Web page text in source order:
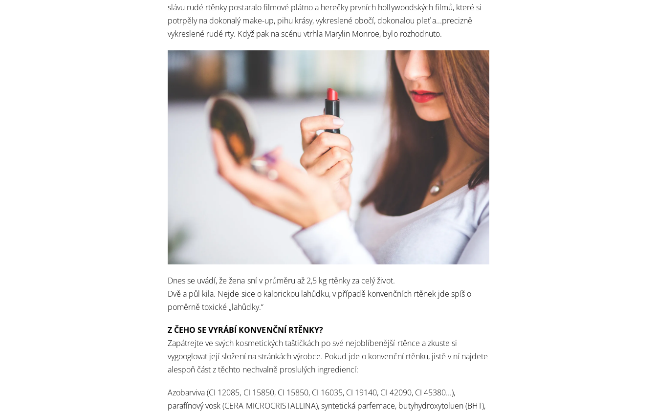
slávu rudé rtěnky postaralo filmové plátno a herečky prvních hollywoodských filmů, které si
potrpěly na dokonalý make-up, pihu krásy, vykreslené obočí, dokonalou pleť a...precizně
vykreslené rudé rty. Když pak na scénu vtrhla Marylin Monroe, bylo rozhodnuto.
Dnes se uvádí, žežena sní v průměru až 2,5 kg rtěnky za celý život.
Dvě a půl kila. Nejde sice o kalorickou lahůdku, v případě konvenčních rtěnek jde spíš o
poměrně toxické „lahůdky.“
Z ČEHO SE VYRÁBÍ KONVENČNÍ RTĚNKY?
Zapátrejte ve svých kosmetických taštičkách po své nejoblíbenější rtěnce a zkuste si
vygooglovat její složení na stránkách výrobce. Pokud jde o konvenční rtěnku, jistě v ní najdete
alespoň část z těchto nechvalně proslulých ingrediencí:
Azobarviva (CI 12085, CI 15850, CI 15850, CI 16035, CI 19140, CI 42090, CI 45380...),
parafínový vosk (CERA MICROCRISTALLINA), syntetická parfemace, butyhydroxytoluen (BHT),